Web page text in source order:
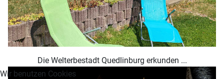
Die Welterbestadt Quedlinburg erkunden ...
Wir benutzen Cookies